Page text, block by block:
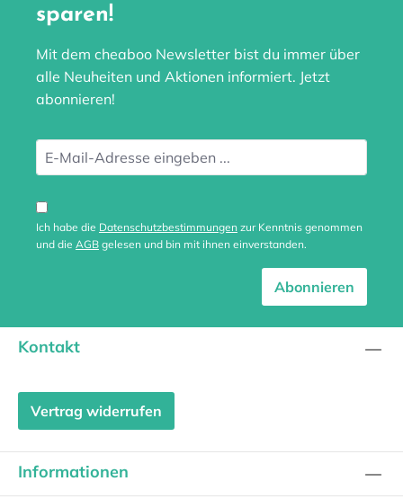
sparen!
Mit dem cheaboo Newsletter bist du immer über
alle Neuheiten und Aktionen informiert. Jetzt
abonnieren!
Ich habe die Datenschutzbestimmungen zur Kenntnis genommen
und die AGB gelesen und bin mit ihnen einverstanden.
Abonnieren
Kontakt
Vertrag widerrufen
Informationen